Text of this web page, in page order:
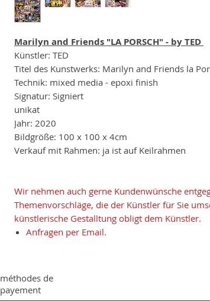
Marilyn and Friends "LA PORSCH" - by TED
Künstler: TED
Titel des Kunstwerks: Marilyn and Friends la
Technik: mixed media - epoxi finish
Signatur: Signiert
unikat
Jahr: 2020
Bildgröße: 100 x 100 x 4cm
Verkauf mit Rahmen: ja ist auf Keilrahmen
Wir nehmen auch gerne Kundenwünsche
Themenvorschläge, die der Künstler für Sie
künstlerische Gestalltung obligt dem Künstler.
Anfragen per Email.
méthodes de
payement